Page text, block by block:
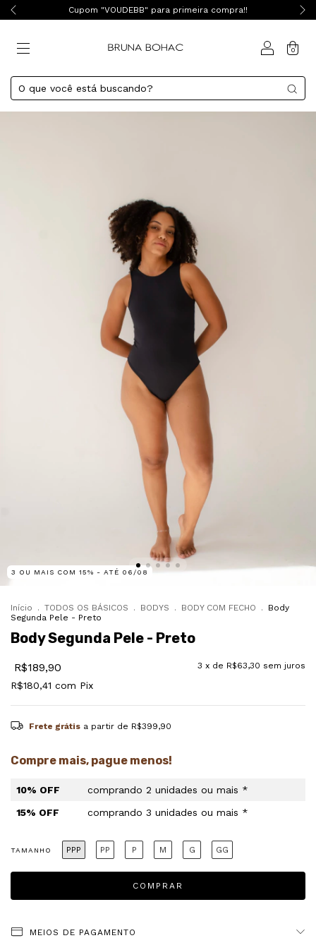
Cupom "VOUDEBB" para primeira compra!!
0
3 OU MAIS COM 15% - ATÉ 06/08
Início . TODOS OS BÁSICOS . BODYS . BODY COM FECHO .
Body
Segunda Pele - Preto
Body Segunda Pele - Preto
R$189,90 3 x de R$63,30 sem juros
R$180,41 com Pix
Frete grátis a partir de R$399,90
Compre mais, pague menos!
10% OFF
comprando 2 unidades ou mais *
15% OFF
comprando 3 unidades ou mais *
TAMANHO PPP PP P M G GG
MEIOS DE PAGAMENTO